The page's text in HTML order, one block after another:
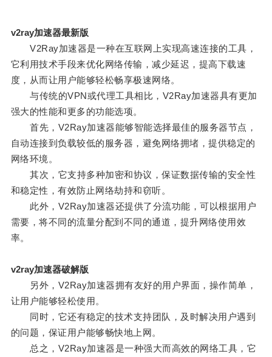
v2ray加速器最新版
V2Ray加速器是一种在互联网上实现高速连接的工具，
它利用技术手段来优化网络传输，减少延迟，提高下载速
度，从而让用户能够轻松畅享极速网络。
与传统的VPN或代理工具相比，V2Ray加速器具有更加
强大的性能和更多的功能选项。
首先，V2Ray加速器能够智能选择最佳的服务器节点，
自动连接到负载较低的服务器，避免网络拥堵，提供稳定的
网络环境。
其次，它支持多种加密和协议，保证数据传输的安全性
和稳定性，有效防止网络劫持和窃听。
此外，V2Ray加速器还提供了分流功能，可以根据用户
需要，将不同的流量分配到不同的通道，提升网络使用效
率。
v2ray加速器破解版
另外，V2Ray加速器拥有友好的用户界面，操作简单，
让用户能够轻松使用。
同时，它还有稳定的技术支持团队，及时解决用户遇到
的问题，保证用户能够畅快地上网。
总之，V2Ray加速器是一种强大而高效的网络工具，它